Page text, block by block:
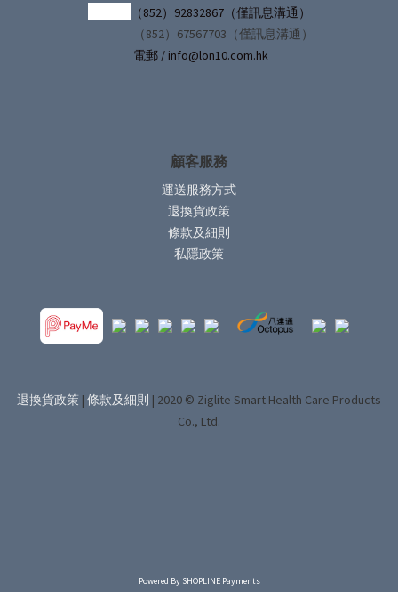
（852）92832867（僅訊息溝通）
（852）67567703（僅訊息溝通）
電郵 / info@lon10.com.hk
顧客服務
運送服務方式
退換貨政策
條款及細則
私隱政策
退換貨政策 | 條款及細則 | 2020 © Ziglite Smart Health Care Products
Co., Ltd.
Powered By SHOPLINE Payments